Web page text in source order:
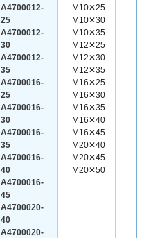
A4700012-
25
A4700012-
30
A4700012-
35
A4700016-
25
A4700016-
30
A4700016-
35
A4700016-
40
A4700016-
45
A4700020-
40
A4700020-
M10✕25
M10✕30
M10✕35
M12✕25
M12✕30
M12✕35
M16✕25
M16✕30
M16✕35
M16✕40
M16✕45
M20✕40
M20✕45
M20✕50